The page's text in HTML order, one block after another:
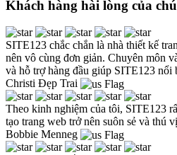
Khách hàng hài lòng của
SITE123 chắc chắn là nhà thiết kế
nên vô cùng đơn giản. Chuyên môn
và hỗ trợ hàng đầu giúp SITE123 nổi
Christi Đẹp Trai
Theo kinh nghiệm của tôi, SITE123
tạo trang web trở nên suôn sẻ và thú
Bobbie Menneg